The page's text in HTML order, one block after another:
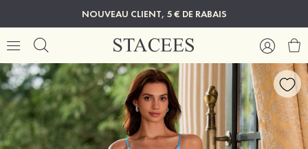
NOUVEAU CLIENT, 5 € DE RABAIS